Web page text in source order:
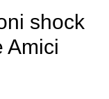
shock
Amici